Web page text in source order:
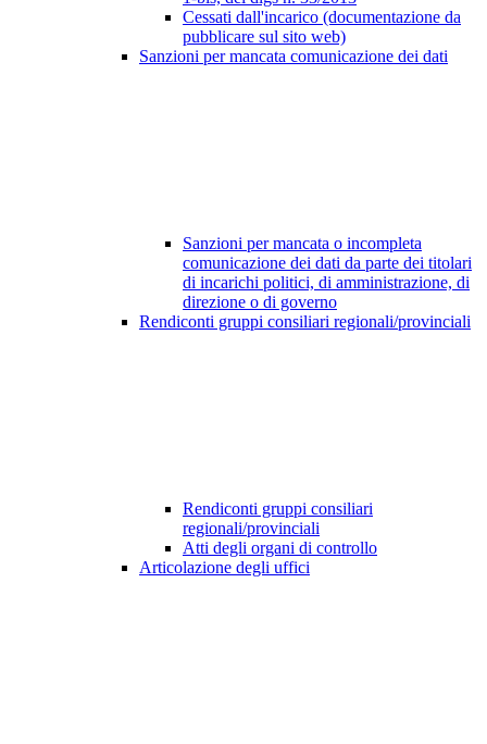
Cessati dall'incarico (documentazione da
pubblicare sul sito web)
Sanzioni per mancata comunicazione dei dati
Sanzioni per mancata o incompleta
comunicazione dei dati da parte dei titolari
di incarichi politici, di amministrazione, di
direzione o di governo
Rendiconti gruppi consiliari regionali/provinciali
Rendiconti gruppi consiliari
regionali/provinciali
Atti degli organi di controllo
Articolazione degli uffici